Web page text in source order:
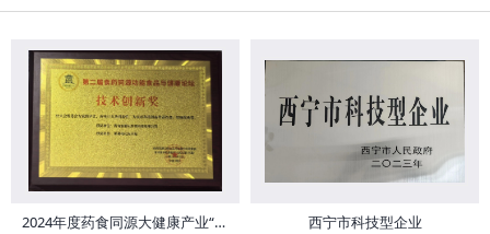
2024年度药食同源大健康产业“技术创新奖” 西宁市科技型企业